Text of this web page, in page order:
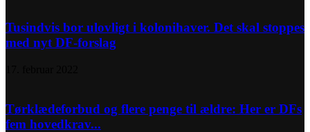
Tusindvis bor ulovligt i kolonihaver. Det skal stoppes
med nyt DF-forslag
Tørklædeforbud og flere penge til ældre: Her er DFs
fem hovedkrav...